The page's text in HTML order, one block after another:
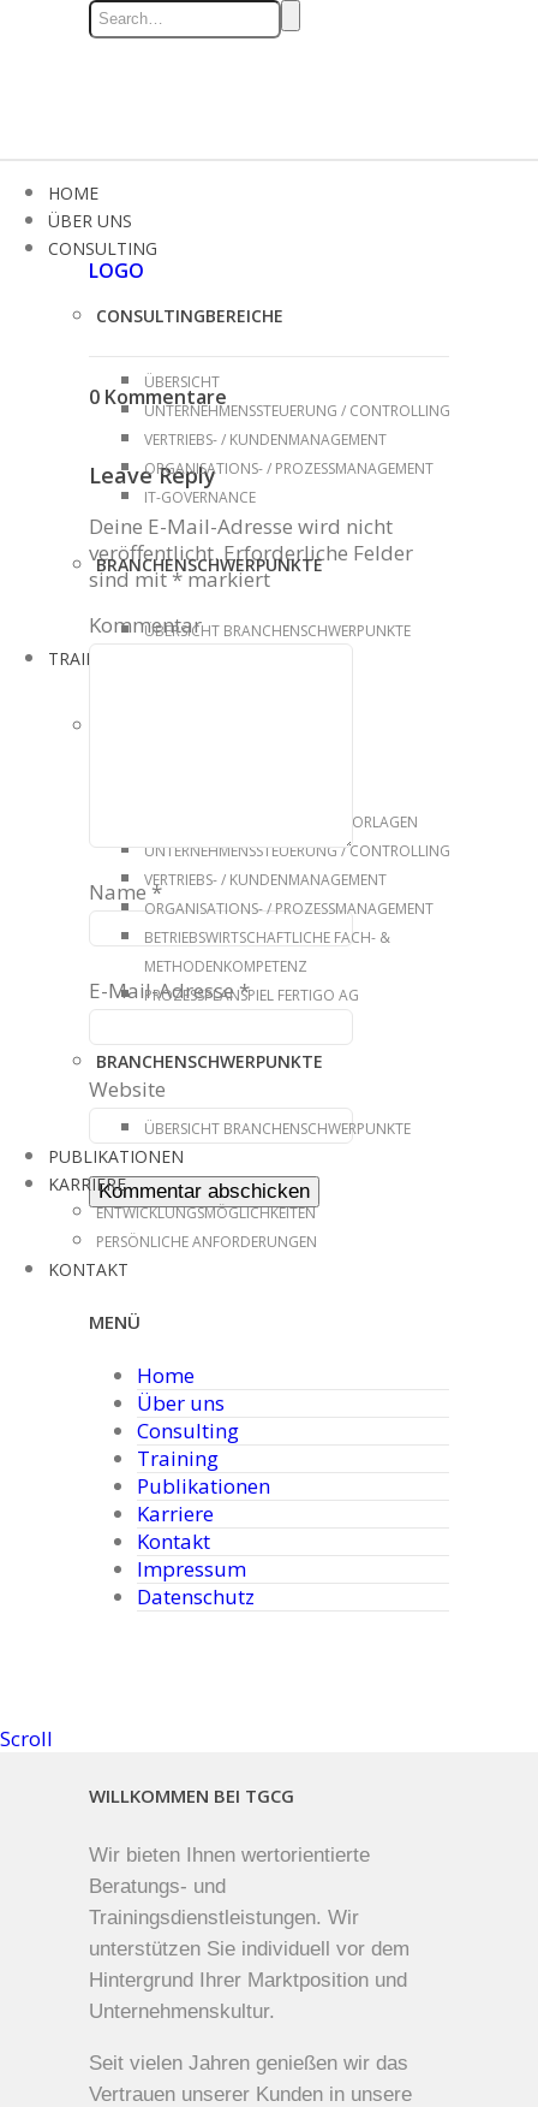
HOME
ÜBER UNS
CONSULTING
CONSULTINGBEREICHE
ÜBERSICHT
UNTERNEHMENSSTEUERUNG / CONTROLLING
VERTRIEBS- / KUNDENMANAGEMENT
ORGANISATIONS- / PROZESSMANAGEMENT
IT-GOVERNANCE
BRANCHENSCHWERPUNKTE
ÜBERSICHT BRANCHENSCHWERPUNKTE
TRAINING
TOP THEMA ENTSCHEIDUNGSVORLAGEN
UNTERNEHMENSSTEUERUNG / CONTROLLING
VERTRIEBS- / KUNDENMANAGEMENT
ORGANISATIONS- / PROZESSMANAGEMENT
BETRIEBSWIRTSCHAFTLICHE FACH- &
METHODENKOMPETENZ
PROZESSPLANSPIEL FERTIGO AG
BRANCHENSCHWERPUNKTE
ÜBERSICHT BRANCHENSCHWERPUNKTE
PUBLIKATIONEN
KARRIERE
ENTWICKLUNGSMÖGLICHKEITEN
PERSÖNLICHE ANFORDERUNGEN
KONTAKT
LOGO
0 Kommentare
Leave Reply
Deine E-Mail-Adresse wird nicht
veröffentlicht. Erforderliche Felder
sind mit*markiert
Kommentar
Name*
E-Mail-Adresse*
Website
MENÜ
Home
Über uns
Consulting
Training
Publikationen
Karriere
Kontakt
Impressum
Datenschutz
Scroll
WILLKOMMEN BEI TGCG
Wir bieten Ihnen wertorientierte
Beratungs- und
Trainingsdienstleistungen. Wir
unterstützen Sie individuell vor dem
Hintergrund Ihrer Marktposition und
Unternehmenskultur.
Seit vielen Jahren genießen wir das
Vertrauen unserer Kunden in unsere